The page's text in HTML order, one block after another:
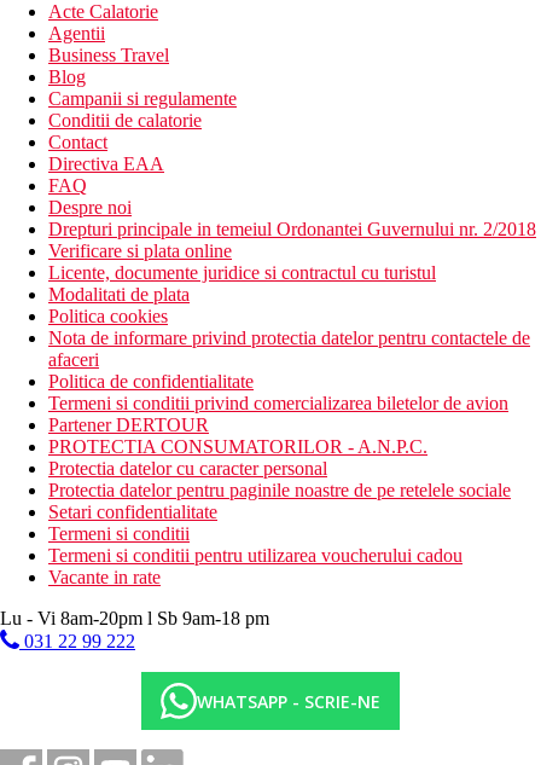
Acte Calatorie
Agentii
Business Travel
Blog
Campanii si regulamente
Conditii de calatorie
Contact
Directiva EAA
FAQ
Despre noi
Drepturi principale in temeiul Ordonantei Guvernului nr. 2/2018
Verificare si plata online
Licente, documente juridice si contractul cu turistul
Modalitati de plata
Politica cookies
Nota de informare privind protectia datelor pentru contactele de
afaceri
Politica de confidentialitate
Termeni si conditii privind comercializarea biletelor de avion
Partener DERTOUR
PROTECTIA CONSUMATORILOR - A.N.P.C.
Protectia datelor cu caracter personal
Protectia datelor pentru paginile noastre de pe retelele sociale
Setari confidentialitate
Termeni si conditii
Termeni si conditii pentru utilizarea voucherului cadou
Vacante in rate
Lu - Vi 8am-20pm l Sb 9am-18 pm
031 22 99 222
WHATSAPP - SCRIE-NE